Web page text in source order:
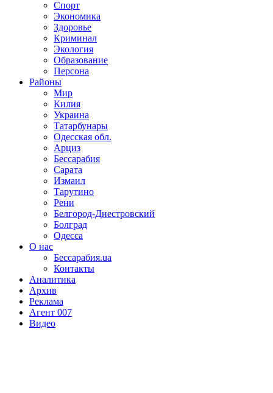
Спорт
Экономика
Здоровье
Криминал
Экология
Образование
Персона
Районы
Мир
Килия
Украина
Татарбунары
Одесская обл.
Арциз
Бессарабия
Сарата
Измаил
Тарутино
Рени
Белгород-Днестровский
Болград
Одесса
О нас
Бессарабия.ua
Контакты
Аналитика
Архив
Реклама
Агент 007
Видео